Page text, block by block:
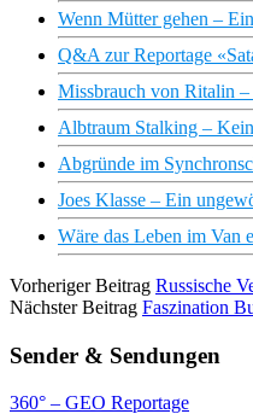
Wenn Mütter gehen –
Q&A zur Reportage
Missbrauch von Ritalin
Albtraum Stalking –
Abgründe im
Joes Klasse – Ein
Wäre das Leben im Van
Vorheriger Beitrag Russische
Nächster Beitrag Faszination
Sender & Sendungen
360° – GEO Reportage